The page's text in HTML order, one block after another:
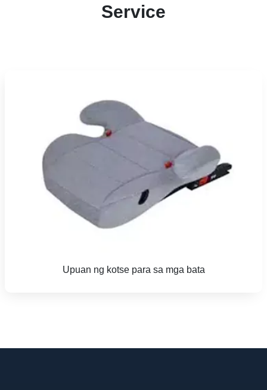
Service
Upuan ng kotse para sa mga bata